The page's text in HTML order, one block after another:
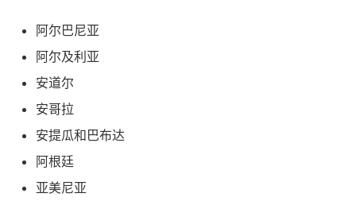
阿尔巴尼亚
阿尔及利亚
安道尔
安哥拉
安提瓜和巴布达
阿根廷
亚美尼亚